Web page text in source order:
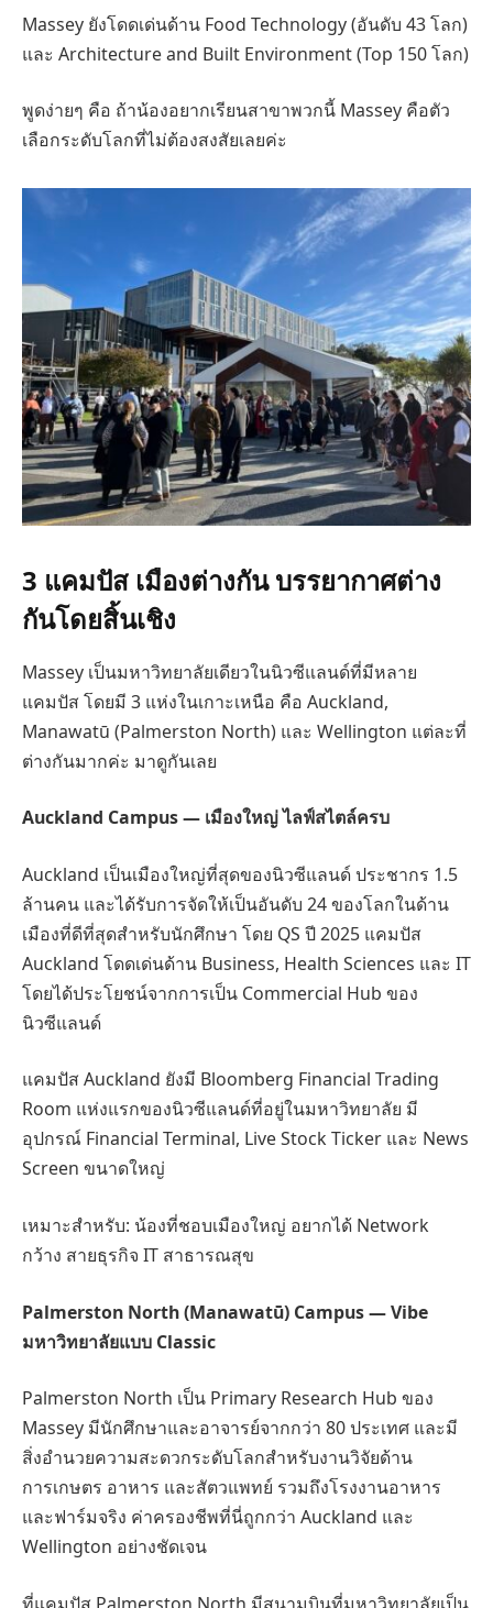
Massey ยังโดดเด่นด้าน Food Technology (อันดับ 43 โลก)
และ Architecture and Built Environment (Top 150 โลก)
พูดง่ายๆ คือ ถ้าน้องอยากเรียนสาขาพวกนี้ Massey คือตัว
เลือกระดับโลกที่ไม่ต้องสงสัยเลยค่ะ
3 แคมปัส เมืองต่างกัน บรรยากาศต่าง
กันโดยสิ้นเชิง
Massey เป็นมหาวิทยาลัยเดียวในนิวซีแลนด์ที่มีหลาย
แคมปัส โดยมี 3 แห่งในเกาะเหนือ คือ Auckland,
Manawatū (Palmerston North) และ Wellington แต่ละที่
ต่างกันมากค่ะ มาดูกันเลย
Auckland Campus — เมืองใหญ่ ไลฟ์สไตล์ครบ
Auckland เป็นเมืองใหญ่ที่สุดของนิวซีแลนด์ ประชากร 1.5
ล้านคน และได้รับการจัดให้เป็นอันดับ 24 ของโลกในด้าน
เมืองที่ดีที่สุดสำหรับนักศึกษา โดย QS ปี 2025 แคมปัส
Auckland โดดเด่นด้าน Business, Health Sciences และ IT
โดยได้ประโยชน์จากการเป็น Commercial Hub ของ
นิวซีแลนด์
แคมปัส Auckland ยังมี Bloomberg Financial Trading
Room แห่งแรกของนิวซีแลนด์ที่อยู่ในมหาวิทยาลัย มี
อุปกรณ์ Financial Terminal, Live Stock Ticker และ News
Screen ขนาดใหญ่
เหมาะสำหรับ: น้องที่ชอบเมืองใหญ่ อยากได้ Network
กว้าง สายธุรกิจ IT สาธารณสุข
Palmerston North (Manawatū) Campus — Vibe
มหาวิทยาลัยแบบ Classic
Palmerston North เป็น Primary Research Hub ของ
Massey มีนักศึกษาและอาจารย์จากกว่า 80 ประเทศ และมี
สิ่งอำนวยความสะดวกระดับโลกสำหรับงานวิจัยด้าน
การเกษตร อาหาร และสัตวแพทย์ รวมถึงโรงงานอาหาร
และฟาร์มจริง ค่าครองชีพที่นี่ถูกกว่า Auckland และ
Wellington อย่างชัดเจน